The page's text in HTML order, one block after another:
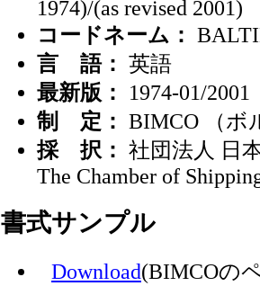
1974)/(as revised 2001)
コードネーム：
言 語： 英語
最新版：
1974-01/2001
制 定： BIMCO （ボ
採 択： 社団法人 日
The Chamber of
書式サンプル
Download(BIMCOの